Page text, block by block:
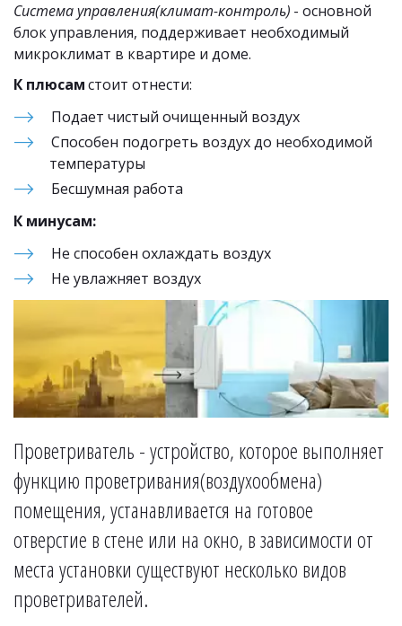
Система управления(климат-контроль) - основной
блок управления, поддерживает необходимый
микроклимат в квартире и доме.
К плюсам стоит отнести:
Подает чистый очищенный воздух
Способен подогреть воздух до необходимой
температуры
Бесшумная работа
К минусам:
Не способен охлаждать воздух
Не увлажняет воздух
Проветриватель - устройство, которое выполняет
функцию проветривания(воздухообмена)
помещения, устанавливается на готовое
отверстие в стене или на окно, в зависимости от
места установки существуют несколько видов
проветривателей.